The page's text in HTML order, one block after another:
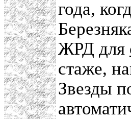
года,
ЖРД для
стаже,
Звезды